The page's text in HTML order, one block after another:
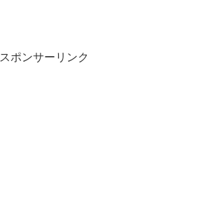
スポンサーリンク